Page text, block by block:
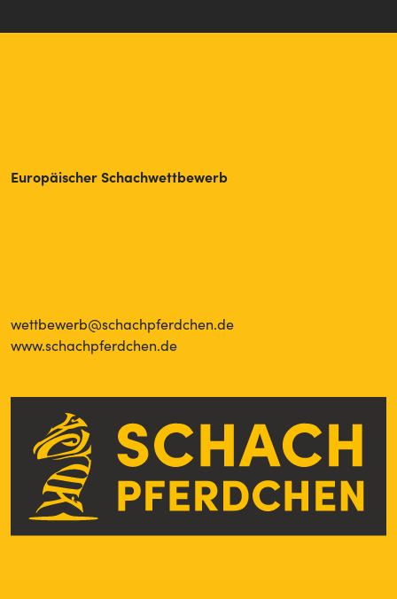
Europäischer Schachwettbewerb
wettbewerb@schachpferdchen.de
www.schachpferdchen.de